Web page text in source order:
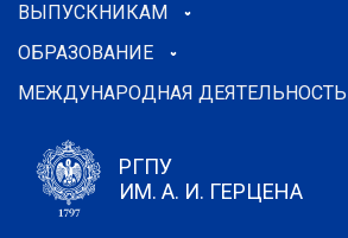
ВЫПУСКНИКАМ
ОБРАЗОВАНИЕ
МЕЖДУНАРОДНАЯ ДЕЯТЕЛЬНОСТЬ
РГПУ
ИМ. А. И. ГЕРЦЕНА